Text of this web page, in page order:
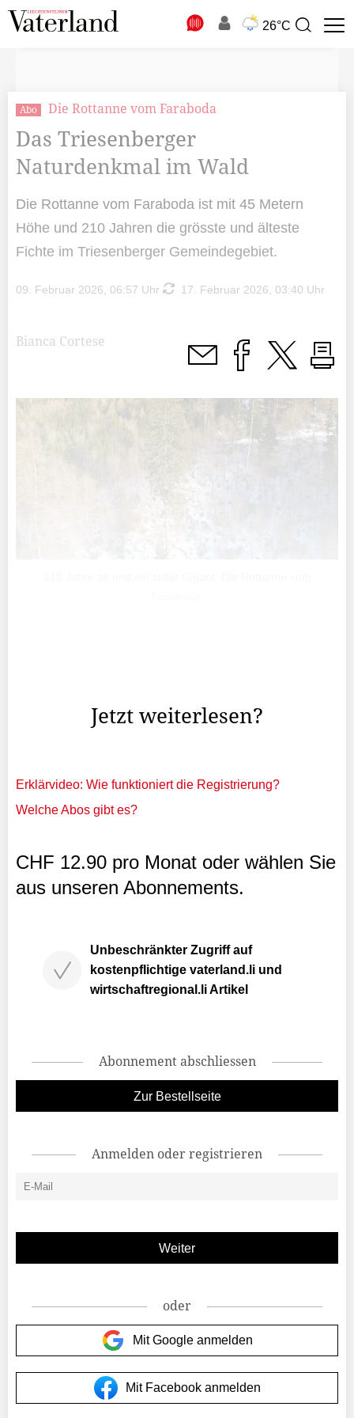
26°C
Suchbegriff
Abo Die Rottanne vom Faraboda
Das Triesenberger
Naturdenkmal im Wald
Die Rottanne vom Faraboda ist mit 45 Metern
Höhe und 210 Jahren die grösste und älteste
Fichte im Triesenberger Gemeindegebiet.
09. Februar 2026, 06:57 Uhr 17. Februar 2026, 03:40 Uhr
Bianca Cortese
Jetzt weiterlesen?
Erklärvideo: Wie funktioniert die Registrierung?
Welche Abos gibt es?
CHF 12.90 pro Monat oder wählen Sie
aus unseren Abonnements.
Unbeschränkter Zugriff auf
kostenpflichtige vaterland.li und
wirtschaftregional.li Artikel
Abonnement abschliessen
Zur Bestellseite
Anmelden oder registrieren
oder
Mit Google anmelden
Mit Facebook anmelden